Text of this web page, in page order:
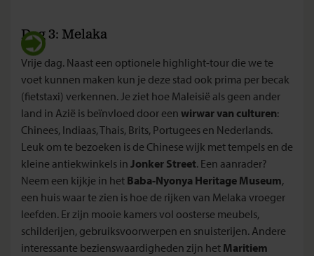
Dag 3: Melaka
Vrije dag. Naast een optionele highlight-tour die we te
voet kunnen maken kun je deze stad ook prima per becak
(fietstaxi) verkennen. Je ziet hoe Maleisië als geen ander
land in Azië is beïnvloed door een wirwar van culturen:
Chinees, Indiaas, Thais, Brits, Portugees en Nederlands.
Leuk om te bezoeken is de Chinese wijk met tempels en de
kleine antiekwinkels in Jonker Street. Een aanrader?
Neem een kijkje in het Baba-Nyonya Heritage Museum,
een huis waar te zien is hoe de rijken van Melaka vroeger
leefden. Er zijn mooie kamers vol oosterse meubels,
schilderijen, gebruiksvoorwerpen en snuisterijen. Andere
interessante bezienswaardigheden zijn het Maritiem